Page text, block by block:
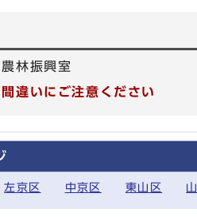
林振興室
違いにご注意ください
左京区 中京区 東山区